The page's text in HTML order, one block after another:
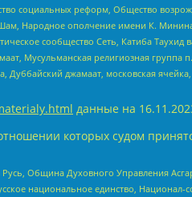
социальных реформ, Общество
Народное ополчение имени К.
сообщество Сеть, Катиба
Мусульманская религиозная
джамаат, московская
данные на
которых судом
Община Духовного Управления
национальное единство,